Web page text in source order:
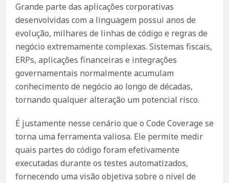
Grande parte das aplicações corporativas
desenvolvidas com a linguagem possui anos de
evolução, milhares de linhas de código e regras de
negócio extremamente complexas. Sistemas fiscais,
ERPs, aplicações financeiras e integrações
governamentais normalmente acumulam
conhecimento de negócio ao longo de décadas,
tornando qualquer alteração um potencial risco.
É justamente nesse cenário que o Code Coverage se
torna uma ferramenta valiosa. Ele permite medir
quais partes do código foram efetivamente
executadas durante os testes automatizados,
fornecendo uma visão objetiva sobre o nível de